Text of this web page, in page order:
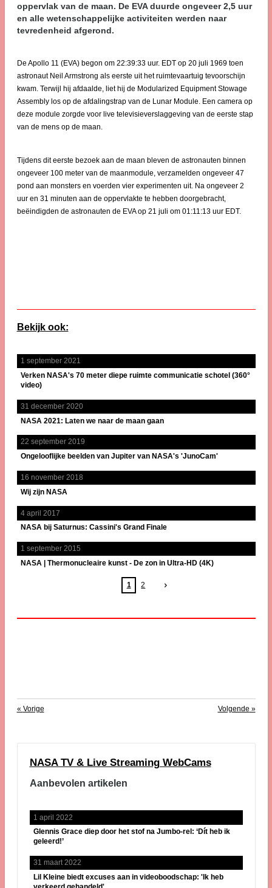
oppervlak van de maan. De EVA duurde ongeveer 2,5 uur
en alle wetenschappelijke activiteiten werden naar
tevredenheid afgerond.
De Apollo 11 (EVA) begon om 22:39:33 uur. EDT op 20 juli 1969 toen
astronaut Neil Armstrong als eerste uit het ruimtevaartuig tevoorschijn
kwam. Terwijl hij afdaalde, liet hij de Modularized Equipment Stowage
Assembly los op de afdalingstrap van de Lunar Module. Een camera op
deze module zorgde voor live televisieverslaggeving van de eerste stap
van de mens op de maan.
Tijdens dit eerste bezoek aan de maan bleven de astronauten binnen
ongeveer 100 meter van de maanmodule, verzamelden ongeveer 47
pond aan monsters en voerden vier experimenten uit. Na ongeveer 2
uur en 31 minuten aan de oppervlakte te hebben doorgebracht,
beëindigden de astronauten de EVA op 21 juli om 01:11:13 uur EDT.
Bekijk ook:
1 september 2021
Verken NASA's 70 meter diepe ruimte communicatie schotel (360°
video)
31 december 2020
NASA 2021: Laten we naar de maan gaan
22 september 2019
Ongelooflijke beelden van Jupiter van NASA's 'JunoCam'
16 november 2018
Wij zijn NASA
4 april 2017
NASA bij Saturnus: Cassini's Grand Finale
1 september 2015
NASA | Thermonucleaire kunst - De zon in Ultra-HD (4K)
1 2
« Vorige Volgende »
NASA TV & Live Streaming WebCams
Aanbevolen artikelen
1 april 2022
Glennis Grace diep door het stof na Jumbo-rel: ‘Dít heb ik
geleerd!’
31 maart 2022
Lil Kleine biedt excuses aan in videoboodschap: 'Ik heb